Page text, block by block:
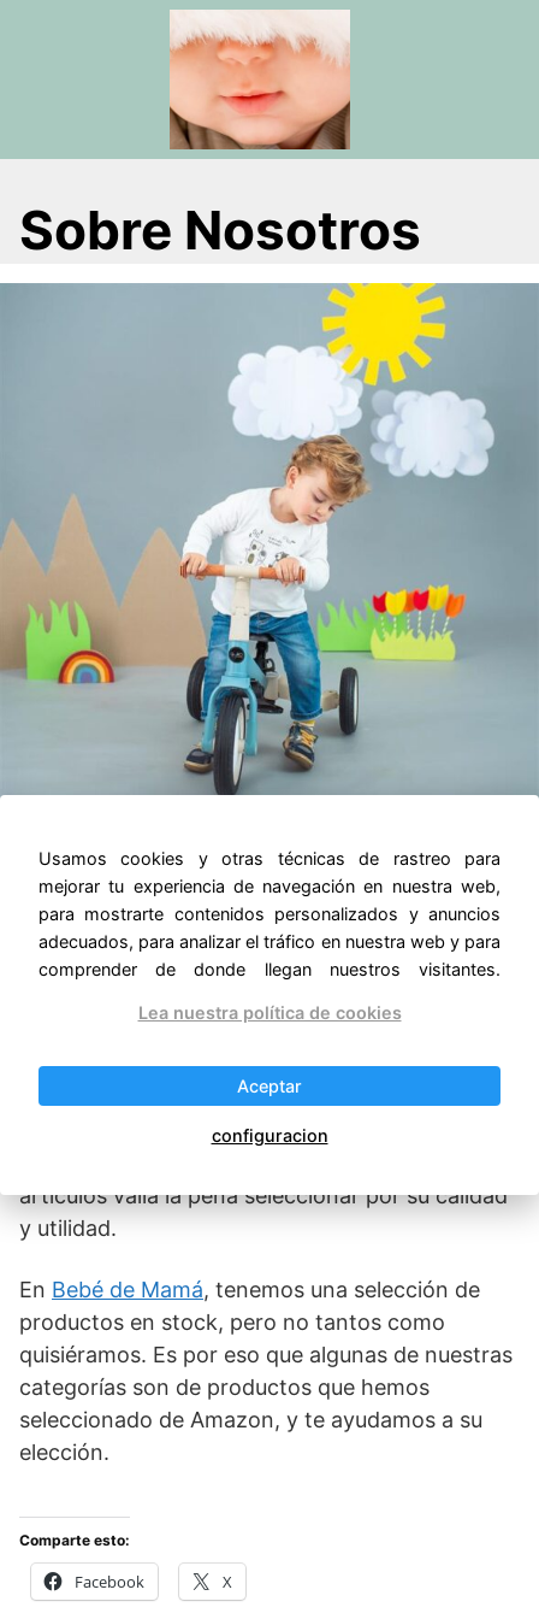
Sobre Nosotros
La idea de crear nuestra tienda, surge tras la
llegada de nuestro bebe, y en consecuencia, la
compra de todo tipo de artículos que
necesitábamos.
eran de igual calidad y no todos eran realmente
necesarios.
artículos valía la pena seleccionar por su calidad
y utilidad.
En Bebé de Mamá, tenemos una selección de
productos en stock, pero no tantos como
quisiéramos. Es por eso que algunas de nuestras
categorías son de productos que hemos
seleccionado de Amazon, y te ayudamos a su
elección.
Comparte esto:
Facebook X
Usamos cookies y otras técnicas de rastreo para
mejorar tu experiencia de navegación en nuestra web,
para mostrarte contenidos personalizados y anuncios
adecuados, para analizar el tráfico en nuestra web y para
comprender de donde llegan nuestros visitantes.
Lea nuestra política de cookies
Aceptar
configuracion